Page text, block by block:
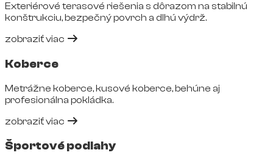
Exteriérové terasové riešenia s dôrazom na stabilnú
konštrukciu, bezpečný povrch a dlhú výdrž.
zobraziť viac
Koberce
Metrážne koberce, kusové koberce, behúne aj
profesionálna pokládka.
zobraziť viac
Športové podlahy